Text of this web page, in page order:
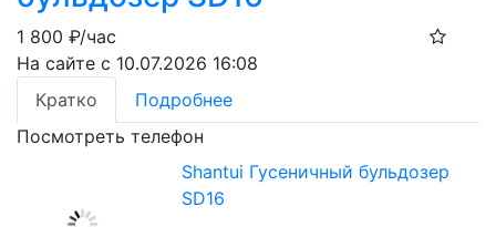
1 800 ₽/час
На сайте с 10.07.2026 16:08
Кратко
Подробнее
Посмотреть телефон
Shantui Гусеничный бульдозер
SD16